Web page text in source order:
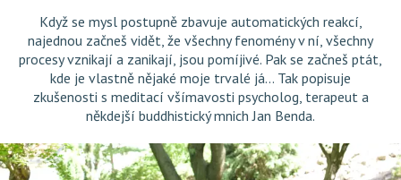
Když se mysl postupně zbavuje automatických reakcí,
najednou začneš vidět, že všechny fenomény v ní, všechny
procesy vznikají a zanikají, jsou pomíjivé. Pak se začneš ptát,
kde je vlastně nějaké moje trvalé já... Tak popisuje
zkušenosti s meditací všímavosti psycholog, terapeut a
někdejší buddhistický mnich Jan Benda.